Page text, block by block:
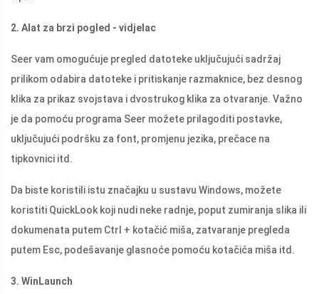
2. Alat za brzi pogled - vidjelac
Seer vam omogućuje pregled datoteke uključujući sadržaj
prilikom odabira datoteke i pritiskanje razmaknice, bez desnog
klika za prikaz svojstava i dvostrukog klika za otvaranje. Važno
je da pomoću programa Seer možete prilagoditi postavke,
uključujući podršku za font, promjenu jezika, prečace na
tipkovnici itd.
Da biste koristili istu značajku u sustavu Windows, možete
koristiti QuickLook koji nudi neke radnje, poput zumiranja slika ili
dokumenata putem Ctrl + kotačić miša, zatvaranje pregleda
putem Esc, podešavanje glasnoće pomoću kotačića miša itd.
3. WinLaunch